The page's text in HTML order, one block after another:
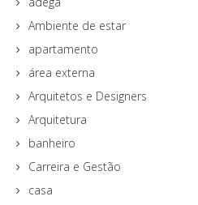
Ambiente de estar
apartamento
área externa
Arquitetos e Designers
Arquitetura
banheiro
Carreira e Gestão
casa